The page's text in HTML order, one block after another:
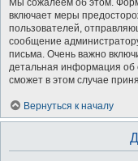
Мы сожалеем об этом.
включает меры
пользователей,
сообщение
письма. Очень важно
детальная информация об
сможет в этом случае
Вернуться к началу